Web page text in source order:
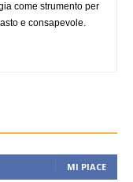
come strumento per
e consapevole.
MI PIACE